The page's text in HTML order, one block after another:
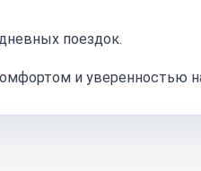
поездок.
и уверенностью